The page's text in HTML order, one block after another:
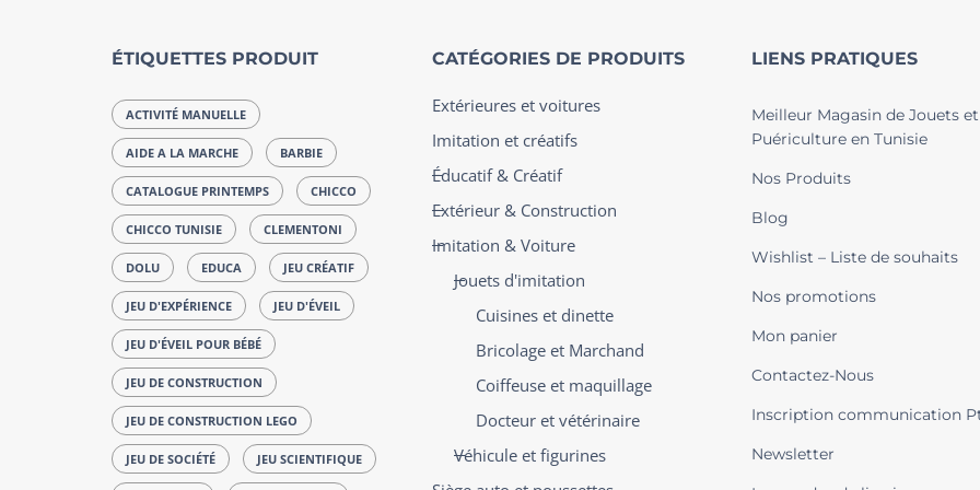
ÉTIQUETTES PRODUIT
ACTIVITÉ MANUELLE
AIDE A LA MARCHE BARBIE
CATALOGUE PRINTEMPS CHICCO
CHICCO TUNISIE CLEMENTONI
DOLU EDUCA JEU CRÉATIF
JEU D'EXPÉRIENCE JEU D'ÉVEIL
JEU D'ÉVEIL POUR BÉBÉ
JEU DE CONSTRUCTION
JEU DE CONSTRUCTION LEGO
JEU DE SOCIÉTÉ JEU SCIENTIFIQUE
CATÉGORIES DE PRODUITS
Extérieures et voitures
Imitation et créatifs
Éducatif & Créatif
Extérieur & Construction
Imitation & Voiture
Jouets d'imitation
Cuisines et dinette
Bricolage et Marchand
Coiffeuse et maquillage
Docteur et vétérinaire
Véhicule et figurines
LIENS PRATIQUES
Meilleur Magasin de Jouets et
Puériculture en Tunisie
Nos Produits
Blog
Wishlist – Liste de souhaits
Nos promotions
Mon panier
Contactez-Nous
Inscription communication
Newsletter